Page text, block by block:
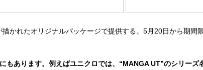
かれたオリジナルパッケージで提供する。5月20日から期
もあります。例えばユニクロでは、“MANGA UT”のシリー